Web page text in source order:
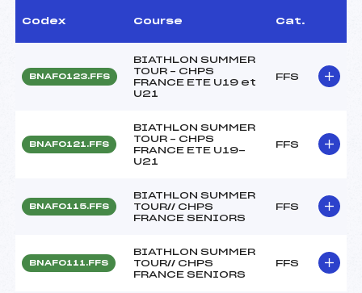
Codex Course Cat.
BNAF0123.FFS
BIATHLON SUMMER
TOUR – CHPS
FRANCE ETE U19 et
U21
FFS
BNAF0121.FFS
BIATHLON SUMMER
TOUR – CHPS
FRANCE ETE U19-
U21
FFS
BNAF0115.FFS
BIATHLON SUMMER
TOUR// CHPS
FRANCE SENIORS
FFS
BNAF0111.FFS
BIATHLON SUMMER
TOUR// CHPS
FRANCE SENIORS
FFS